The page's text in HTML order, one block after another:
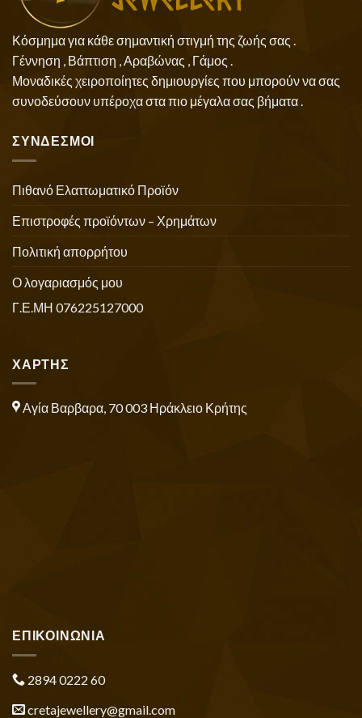
Κόσμημα για κάθε σημαντική στιγμή της ζωής σας .
Γέννηση , Βάπτιση , Αραβώνας , Γάμος .
Μοναδικές χειροποίητες δημιουργίες που μπορούν να σας
συνοδεύσουν υπέροχα στα πιο μέγαλα σας βήματα .
ΣΥΝΔΕΣΜΟΙ
Πιθανό Ελαττωματικό Προϊόν
Επιστροφές προϊόντων – Χρημάτων
Πολιτική απορρήτου
Ο λογαριασμός μου
Γ.Ε.ΜΗ 076225127000
ΧΑΡΤΗΣ
Αγία Βαρβαρα, 70 003 Ηράκλειο Κρήτης
ΕΠΙΚΟΙΝΩΝΙΑ
2894 0222 60
cretajewellery@gmail.com